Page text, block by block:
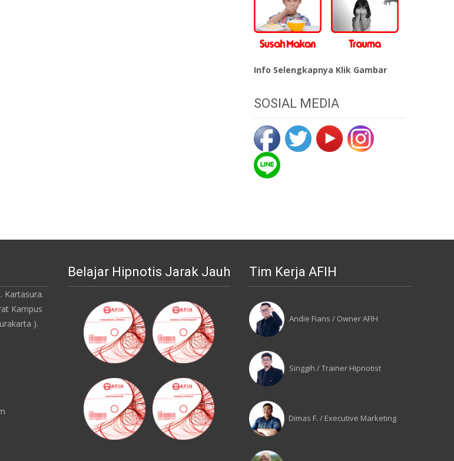
Info Selengkapnya Klik Gambar
SOSIAL MEDIA
Kartasura.
Kampus
).
Belajar Hipnotis Jarak Jauh Tim Kerja AFIH
Andie Fians / Owner AFIH
Singgih / Trainer Hipnotist
Dimas F. / Executive Marketing